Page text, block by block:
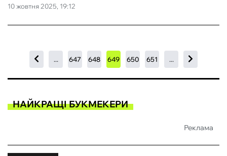
10 жовтня 2025, 19:12
... 647 648 649 650 651 ...
НАЙКРАЩІ БУКМЕКЕРИ
Реклама